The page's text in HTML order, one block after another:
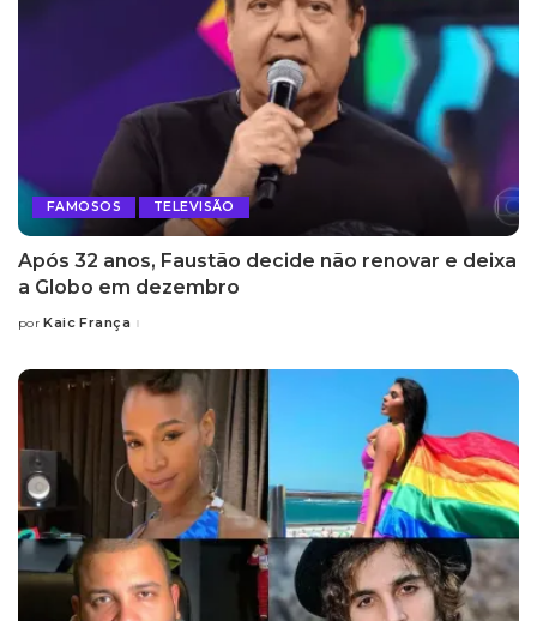
FAMOSOS TELEVISÃO
Após 32 anos, Faustão decide não renovar e deixa
a Globo em dezembro
Posted
por Kaic França